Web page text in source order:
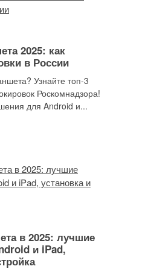
сбор и обработку
конфиденциальности
2025: как
в России
Узнайте топ-3
Роскомнадзора!
для Android и...
в 2025: лучшие
и iPad,